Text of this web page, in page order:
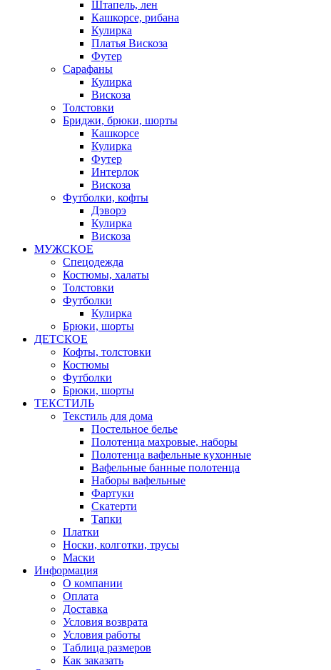
Штапель, лен
Кашкорсе, рибана
Кулирка
Платья Вискоза
Футер
Сарафаны
Кулирка
Вискоза
Толстовки
Бриджи, брюки, шорты
Кашкорсе
Кулирка
Футер
Интерлок
Вискоза
Футболки, кофты
Дэворэ
Кулирка
Вискоза
МУЖСКОЕ
Спецодежда
Костюмы, халаты
Толстовки
Футболки
Кулирка
Брюки, шорты
ДЕТСКОЕ
Кофты, толстовки
Костюмы
Футболки
Брюки, шорты
ТЕКСТИЛЬ
Текстиль для дома
Постельное белье
Полотенца махровые, наборы
Полотенца вафельные кухонные
Вафельные банные полотенца
Наборы вафельные
Фартуки
Скатерти
Тапки
Платки
Носки, колготки, трусы
Маски
Информация
О компании
Оплата
Доставка
Условия возврата
Условия работы
Таблица размеров
Как заказать